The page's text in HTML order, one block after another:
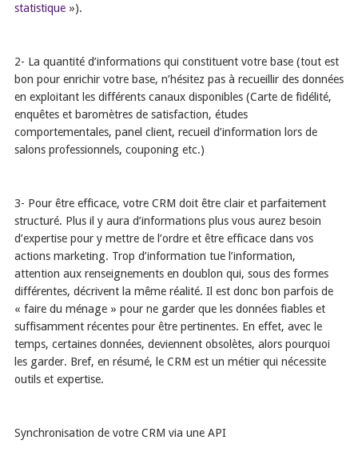
statistique »).
2- La quantité d’informations qui constituent votre base (tout est
bon pour enrichir votre base, n’hésitez pas à recueillir des données
en exploitant les différents canaux disponibles (Carte de fidélité,
enquêtes et baromètres de satisfaction, études
comportementales, panel client, recueil d’information lors de
salons professionnels, couponing etc.)
3- Pour être efficace, votre CRM doit être clair et parfaitement
structuré. Plus il y aura d’informations plus vous aurez besoin
d’expertise pour y mettre de l’ordre et être efficace dans vos
actions marketing. Trop d’information tue l’information,
attention aux renseignements en doublon qui, sous des formes
différentes, décrivent la même réalité. Il est donc bon parfois de
« faire du ménage » pour ne garder que les données fiables et
suffisamment récentes pour être pertinentes. En effet, avec le
temps, certaines données, deviennent obsolètes, alors pourquoi
les garder. Bref, en résumé, le CRM est un métier qui nécessite
outils et expertise.
Synchronisation de votre CRM via une API